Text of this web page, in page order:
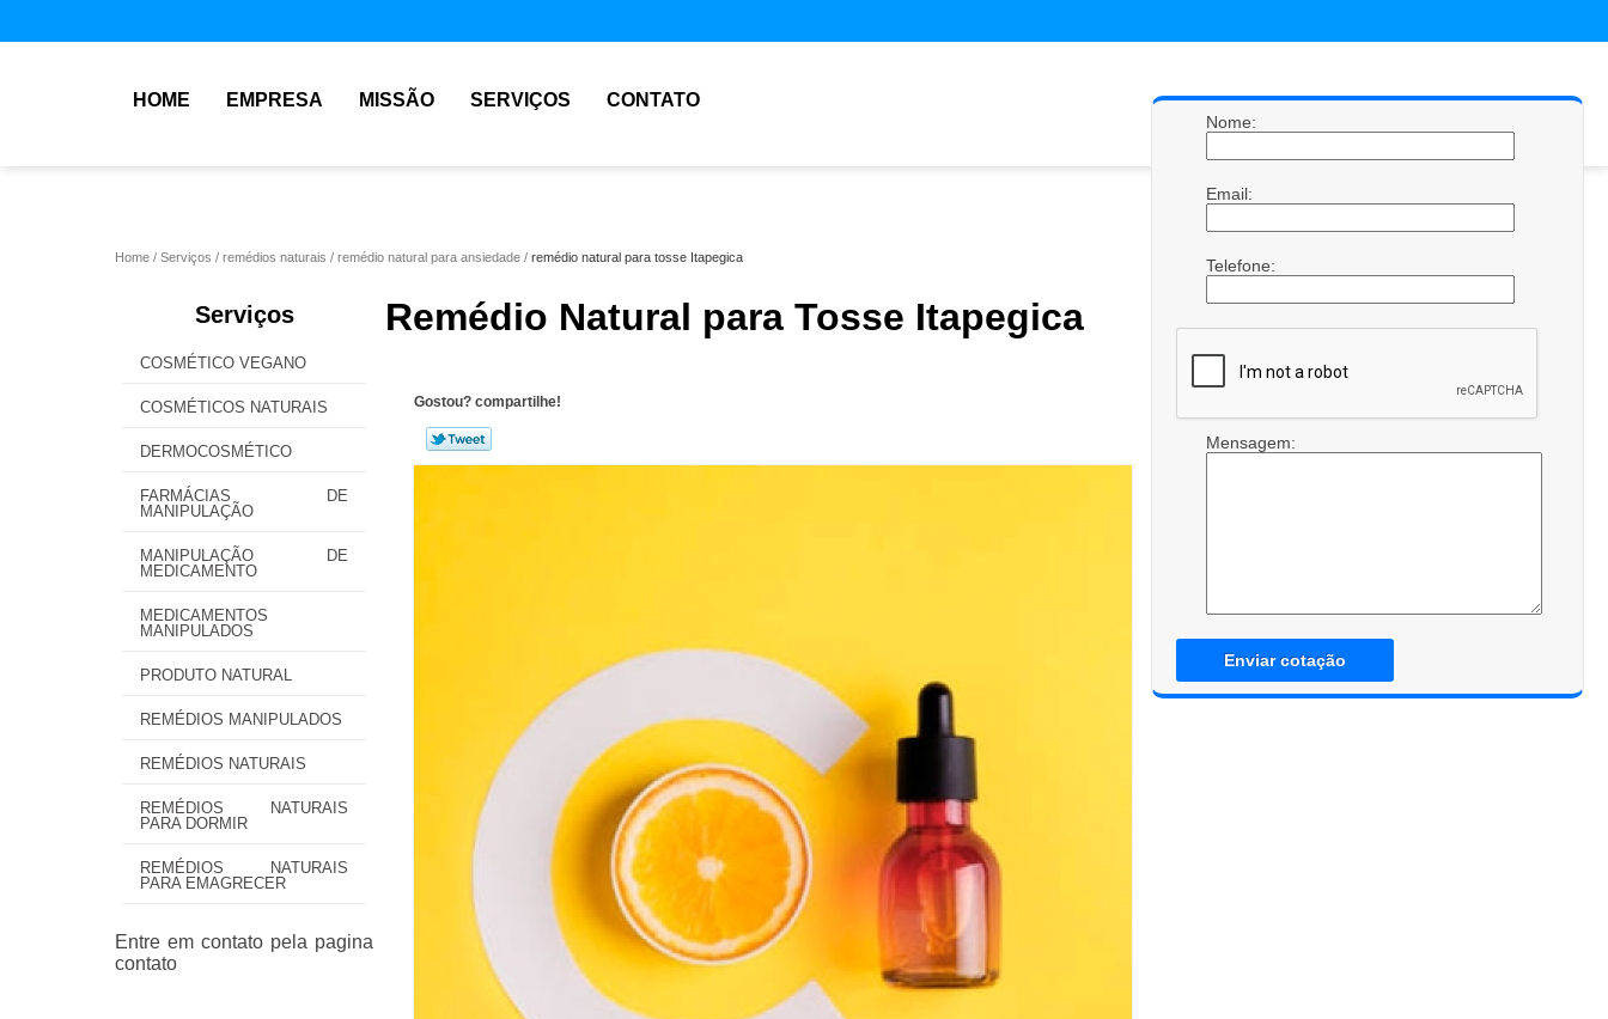
HOME EMPRESA MISSÃO SERVIÇOS CONTATO
Home Serviços remédios naturais remédio natural para ansiedade remédio natural para tosse Itapegica
Serviços
COSMÉTICO VEGANO
COSMÉTICOS NATURAIS
DERMOCOSMÉTICO
FARMÁCIAS DE
MANIPULAÇÃO
MANIPULAÇÃO DE
MEDICAMENTO
MEDICAMENTOS
MANIPULADOS
PRODUTO NATURAL
REMÉDIOS MANIPULADOS
REMÉDIOS NATURAIS
REMÉDIOS NATURAIS
PARA DORMIR
REMÉDIOS NATURAIS
PARA EMAGRECER
Remédio Natural para Tosse Itapegica
Gostou? compartilhe!
Nome:
Email:
Telefone:
Mensagem:
Enviar cotação